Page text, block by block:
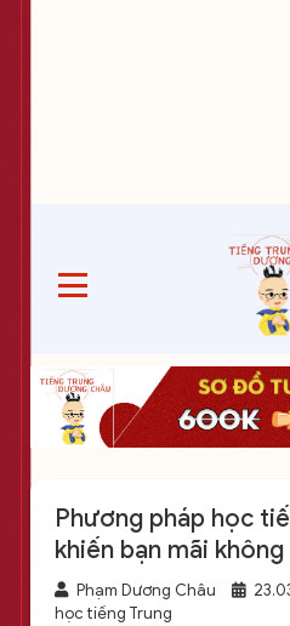
Phương pháp học
khiến bạn mãi
Phạm Dương Châu
học tiếng Trung